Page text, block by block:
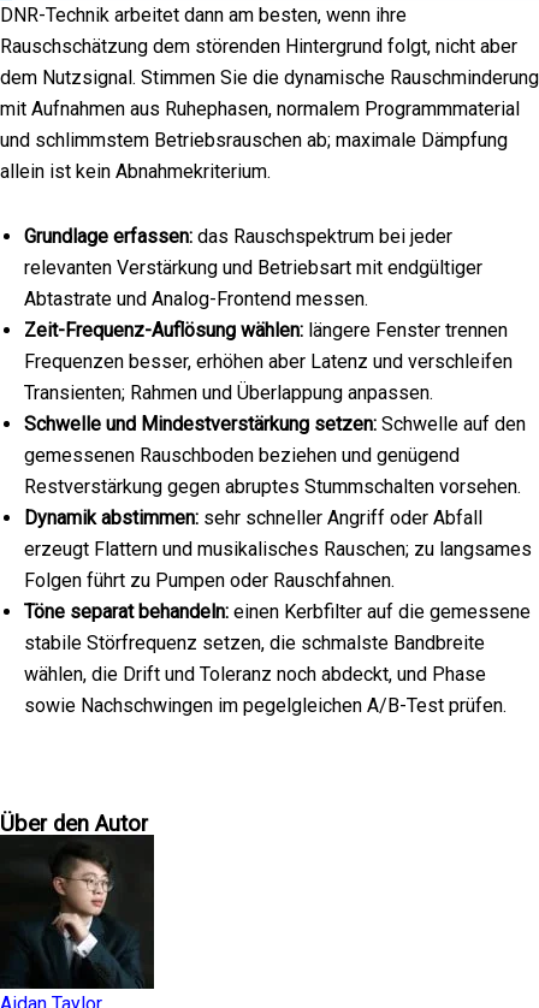
DNR-Technik arbeitet dann am besten, wenn ihre
Rauschschätzung dem störenden Hintergrund folgt, nicht aber
dem Nutzsignal. Stimmen Sie die dynamische Rauschminderung
mit Aufnahmen aus Ruhephasen, normalem Programmmaterial
und schlimmstem Betriebsrauschen ab; maximale Dämpfung
allein ist kein Abnahmekriterium.
Grundlage erfassen: das Rauschspektrum bei jeder
relevanten Verstärkung und Betriebsart mit endgültiger
Abtastrate und Analog-Frontend messen.
Zeit-Frequenz-Auflösung wählen: längere Fenster trennen
Frequenzen besser, erhöhen aber Latenz und verschleifen
Transienten; Rahmen und Überlappung anpassen.
Schwelle und Mindestverstärkung setzen: Schwelle auf den
gemessenen Rauschboden beziehen und genügend
Restverstärkung gegen abruptes Stummschalten vorsehen.
Dynamik abstimmen: sehr schneller Angriff oder Abfall
erzeugt Flattern und musikalisches Rauschen; zu langsames
Folgen führt zu Pumpen oder Rauschfahnen.
Töne separat behandeln: einen Kerbfilter auf die gemessene
stabile Störfrequenz setzen, die schmalste Bandbreite
wählen, die Drift und Toleranz noch abdeckt, und Phase
sowie Nachschwingen im pegelgleichen A/B-Test prüfen.
Über den Autor
Aidan Taylor